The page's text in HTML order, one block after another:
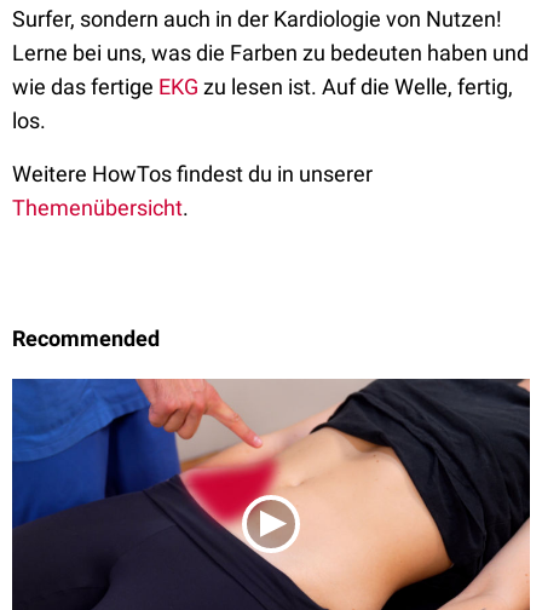
Surfer, sondern auch in der Kardiologie von Nutzen!
Lerne bei uns, was die Farben zu bedeuten haben und
wie das fertige EKG zu lesen ist. Auf die Welle, fertig,
los.
Weitere HowTos findest du in unserer
Themenübersicht.
Recommended